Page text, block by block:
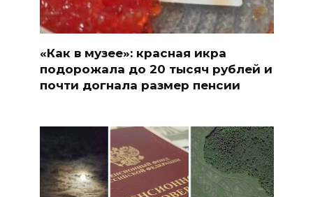
«Как в музее»: красная икра
подорожала до 20 тысяч рублей и
почти догнала размер пенсии